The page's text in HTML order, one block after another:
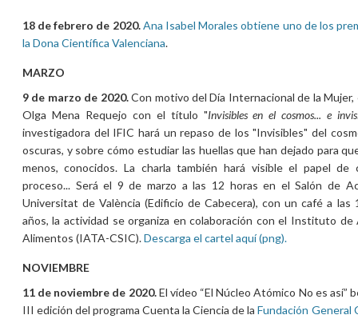
18 de febrero de 2020.Ana Isabel Morales obtiene uno de los
la Dona Científica Valenciana.
MARZO
9 de marzo de 2020.Con motivo del Día Internacional de la Mujer,
Olga Mena Requejo con el título "Invisibles en el cosmos... e
investigadora del IFIC hará un repaso de los "Invisibles" del
oscuras, y sobre cómo estudiar las huellas que han dejado para
menos, conocidos. La charla también hará visible el papel
proceso... Será el 9 de marzo a las 12 horas en el Salón de
Universitat de València (Edificio de Cabecera), con un café a las
años, la actividad se organiza en colaboración con el Instituto de
Alimentos (IATA-CSIC).Descarga el cartel aquí (png).
NOVIEMBRE
11 de noviembre de 2020.El vídeo “El Núcleo Atómico No es así”
III edición del programa Cuenta la Ciencia de laFundación General